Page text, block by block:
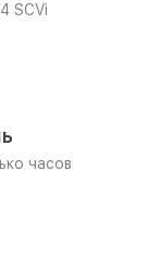
SCVi
часов